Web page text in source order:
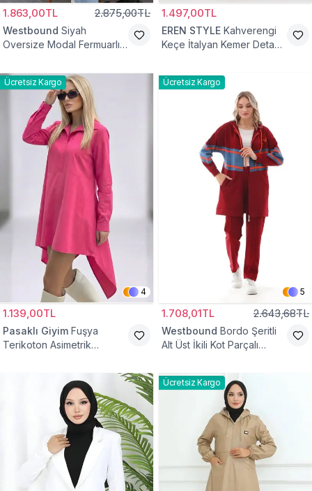
1.863,00TL 2.875,00TL
Westbound Siyah
Oversize Modal Fermuarlı
1.497,00TL
EREN STYLE Kahverengi
Keçe İtalyan Kemer Detaylı
Ücretsiz Kargo
4
1.139,00TL
Pasaklı Giyim Fuşya
Terikoton Asimetrik
Ücretsiz Kargo
5
1.708,01TL 2.643,68TL
Westbound Bordo Şeritli
Alt Üst İkili Kot Parçalı
Ücretsiz Kargo